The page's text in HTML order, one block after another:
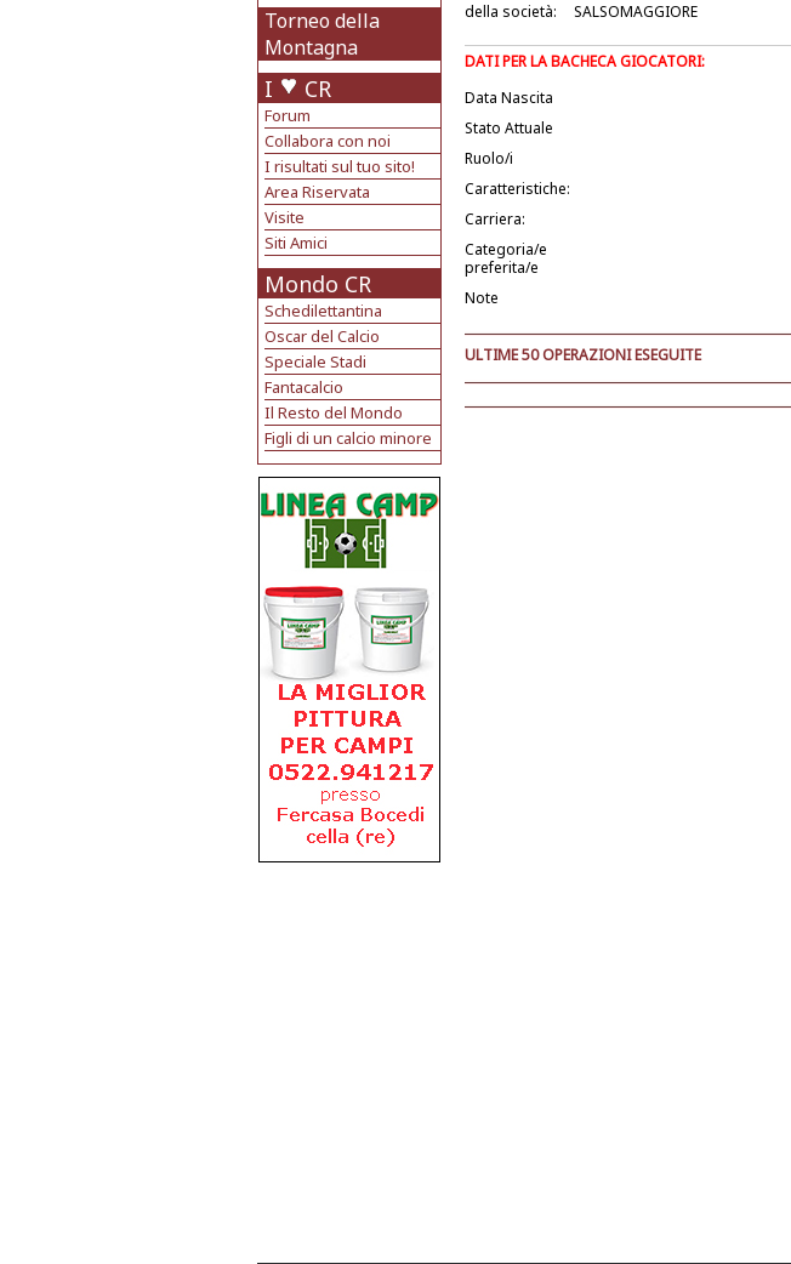
Torneo della
Montagna
I CR
Forum
Collabora con noi
I risultati sul tuo sito!
Area Riservata
Visite
Siti Amici
Mondo CR
Schedilettantina
Oscar del Calcio
Speciale Stadi
Fantacalcio
Il Resto del Mondo
Figli di un calcio minore
della società:
SALSOMAGGIORE
DATI PER LA BACHECA GIOCATORI:
Data Nascita
Stato Attuale
Ruolo/i
Caratteristiche:
Carriera:
Categoria/e
preferita/e
Note
ULTIME 50 OPERAZIONI ESEGUITE